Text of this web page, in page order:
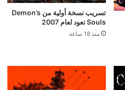
تسريب نسخة أولية من Demon’s
Souls تعود لعام 2007
منذ 18 ساعة